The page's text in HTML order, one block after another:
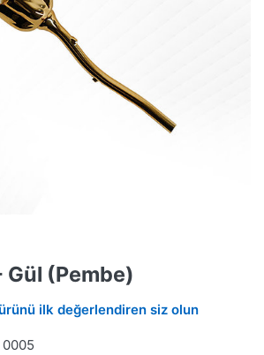
Gül (Pembe)
ilk değerlendiren siz olun
0005